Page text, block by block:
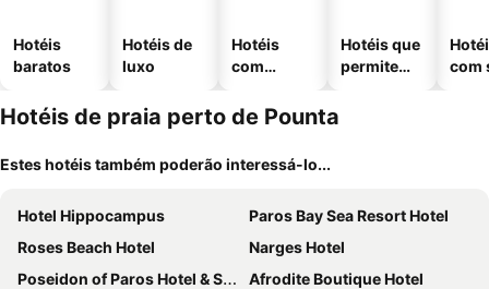
Hotéis
baratos
Hotéis de
luxo
Hotéis
com
Hotéis que
permitem
com
Hotéis de praia perto de Pounta
Estes hotéis também poderão interessá-lo...
Hotel Hippocampus
Paros Bay Sea Resort Hotel
Roses Beach Hotel
Narges Hotel
Poseidon of Paros Hotel & Spa
Afrodite Boutique Hotel